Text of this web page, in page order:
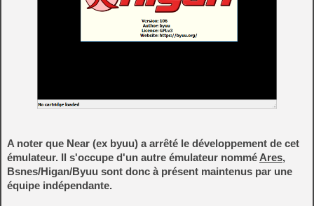
A noter que Near (ex byuu) a arrêté le développement de cet
émulateur. Il s'occupe d'un autre émulateur nommé Ares,
Bsnes/Higan/Byuu sont donc à présent maintenus par une
équipe indépendante.